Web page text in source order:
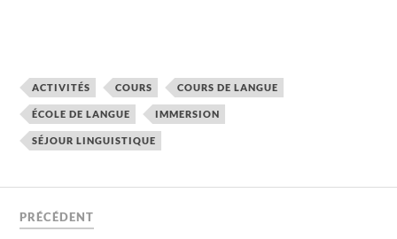
ACTIVITÉS COURS COURS DE LANGUE
ÉCOLE DE LANGUE IMMERSION
SÉJOUR LINGUISTIQUE
PRÉCÉDENT